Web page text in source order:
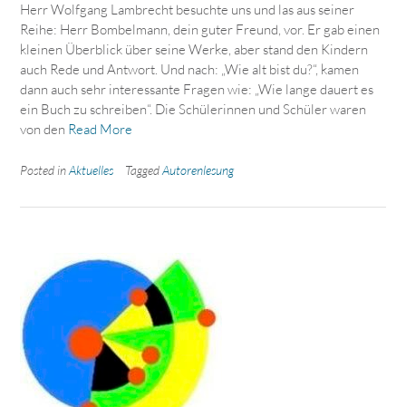
Herr Wolfgang Lambrecht besuchte uns und las aus seiner
Reihe: Herr Bombelmann, dein guter Freund, vor. Er gab einen
kleinen Überblick über seine Werke, aber stand den Kindern
auch Rede und Antwort. Und nach: „Wie alt bist du?“, kamen
dann auch sehr interessante Fragen wie: „Wie lange dauert es
ein Buch zu schreiben“. Die Schülerinnen und Schüler waren
von den Read More
Posted inAktuelles TaggedAutorenlesung